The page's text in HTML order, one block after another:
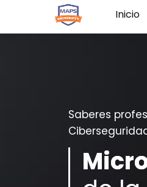
Inicio
Saberes